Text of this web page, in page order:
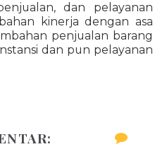
dan pelayanan
kinerja dengan asa
penjualan barang
dan pun pelayanan